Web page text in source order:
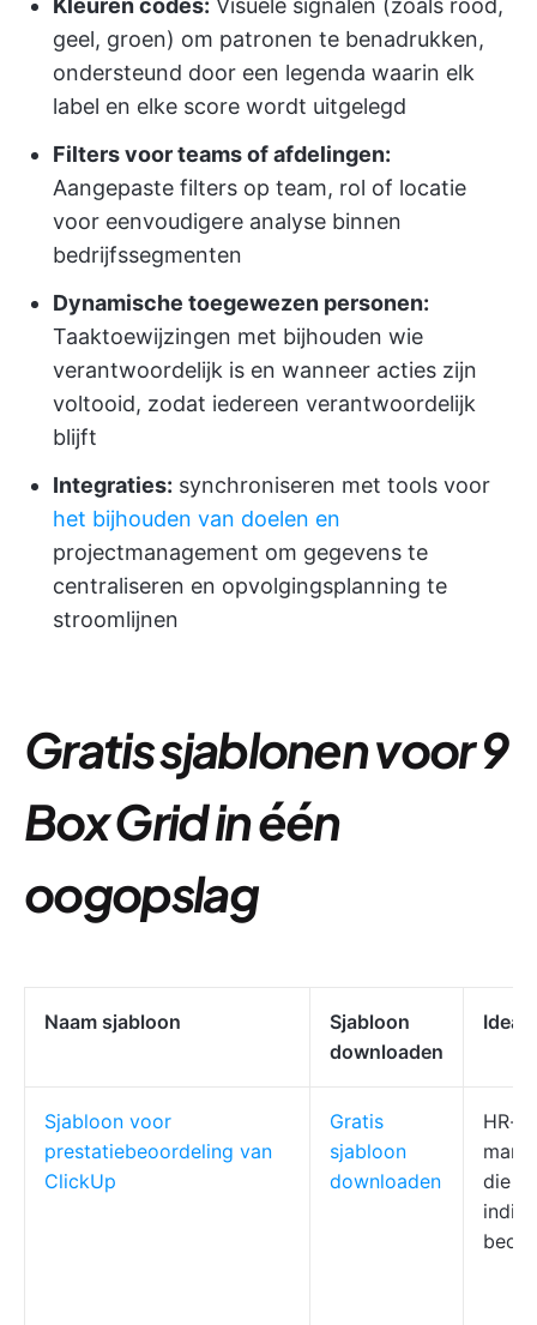
Kleuren codes: Visuele signalen (zoals rood,
geel, groen) om patronen te benadrukken,
ondersteund door een legenda waarin elk
label en elke score wordt uitgelegd
Filters voor teams of afdelingen:
Aangepaste filters op team, rol of locatie
voor eenvoudigere analyse binnen
bedrijfssegmenten
Dynamische toegewezen personen:
Taaktoewijzingen met bijhouden wie
verantwoordelijk is en wanneer acties zijn
voltooid, zodat iedereen verantwoordelijk
blijft
Integraties: synchroniseren met tools voor
het bijhouden van doelen en
projectmanagement om gegevens te
centraliseren en opvolgingsplanning te
stroomlijnen
Gratis sjablonen voor 9
Box Grid in één
oogopslag
Naam sjabloon
Sjabloon
downloaden
Sjabloon voor
prestatiebeoordeling van
ClickUp
Gratis
sjabloon
downloaden
HR-
die